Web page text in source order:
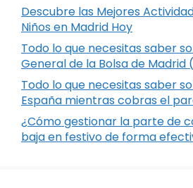
Descubre las Mejores
Niños en Madrid Hoy
Todo lo que necesitas saber
General de la Bolsa de Madrid
Todo lo que necesitas saber
España mientras cobras el
¿Cómo gestionar la parte de
baja en festivo de forma